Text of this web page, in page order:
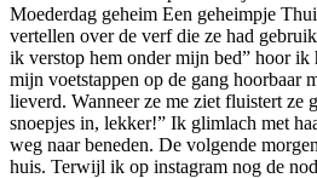
Moederdag geheim Een geheimpje
vertellen over de verf die ze had
ik verstop hem onder mijn bed” hoor
mijn voetstappen op de gang hoorbaar
lieverd. Wanneer ze me ziet fluistert ze
snoepjes in, lekker!” Ik glimlach met
weg naar beneden. De volgende
huis. Terwijl ik op instagram nog de